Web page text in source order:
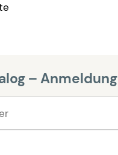
– Anmeldung